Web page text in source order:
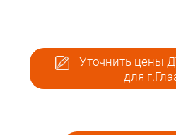
Уточнить цены
для